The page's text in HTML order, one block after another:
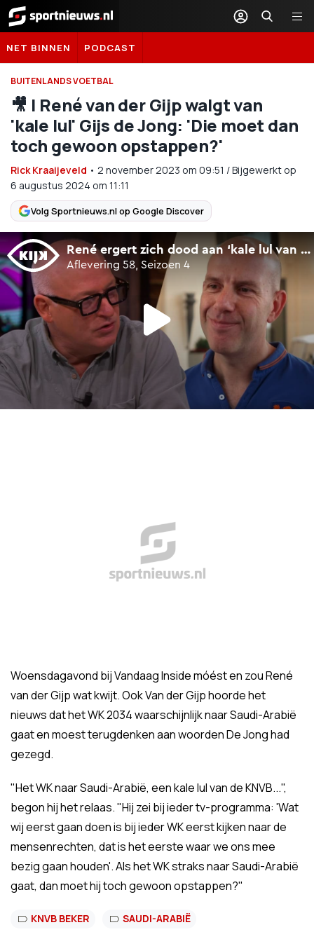
Sportnieuws.nl
NET BINNEN PODCAST
BUITENLANDS VOETBAL
🎥 | René van der Gijp walgt van
'kale lul' Gijs de Jong: 'Die moet dan
toch gewoon opstappen?'
Rick Kraaijeveld • 2 november 2023 om 09:51 /Bijgewerkt op
6 augustus 2024 om 11:11
Volg Sportnieuws.nl op Google Discover
Woensdagavond bij Vandaag Inside móést en zou René
van der Gijp wat kwijt. Ook Van der Gijp hoorde het
nieuws dat het WK 2034 waarschijnlijk naar Saudi-Arabië
gaat en moest terugdenken aan woorden De Jong had
gezegd.
"Het WK naar Saudi-Arabië, een kale lul van de KNVB...",
begon hij het relaas. "Hij zei bij ieder tv-programma: 'Wat
wij eerst gaan doen is bij ieder WK eerst kijken naar de
mensenrechten, dat is het eerste waar we ons mee
bezig gaan houden'. Als het WK straks naar Saudi-Arabië
gaat, dan moet hij toch gewoon opstappen?"
KNVB BEKER SAUDI-ARABIË